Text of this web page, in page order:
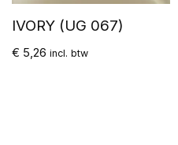
IVORY (UG 067)
€ 5,26 incl. btw